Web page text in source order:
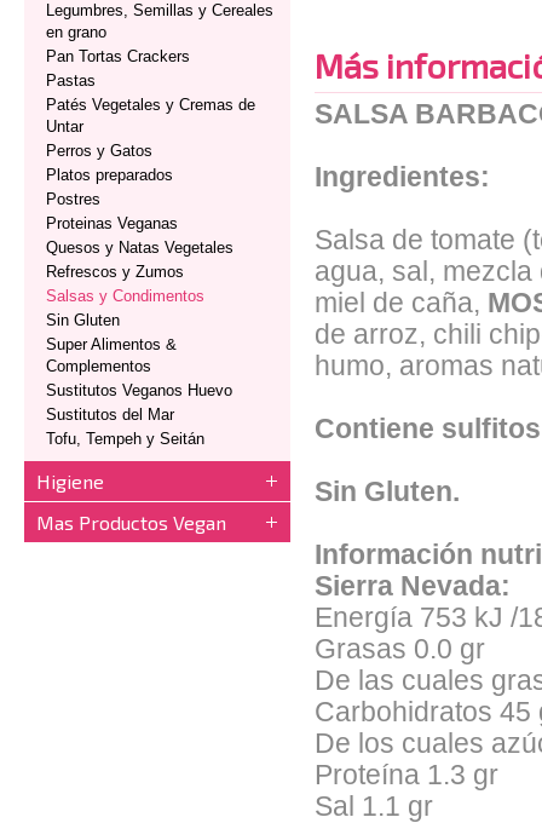
Legumbres, Semillas y Cereales
en grano
Pan Tortas Crackers
Pastas
Patés Vegetales y Cremas de
Untar
Perros y Gatos
Platos preparados
Postres
Proteinas Veganas
Quesos y Natas Vegetales
Refrescos y Zumos
Salsas y Condimentos
Sin Gluten
Super Alimentos &
Complementos
Sustitutos Veganos Huevo
Sustitutos del Mar
Tofu, Tempeh y Seitán
Higiene
Mas Productos Vegan
Más
SALSA
Ingredientes:
Salsa de tomate
agua, sal,
miel de caña,
de arroz, chili
humo, aromas
Contiene
Sin Gluten.
Información
Sierra Nevada:
Energía 753 kJ /
Grasas 0.0 gr
De las cuales
Carbohidratos 45
De los cuales
Proteína 1.3 gr
Sal 1.1 gr